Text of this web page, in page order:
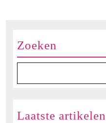
Zoeken
Laatste artikelen